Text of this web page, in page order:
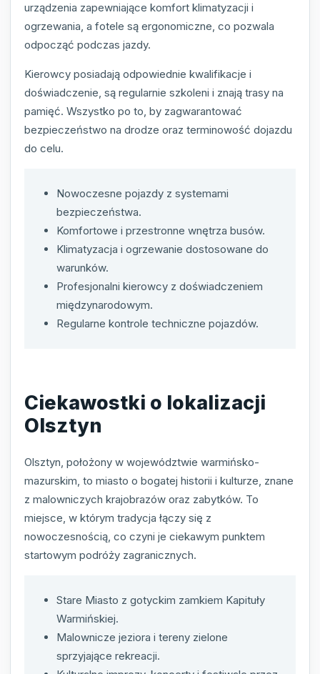
urządzenia zapewniające komfort klimatyzacji i
ogrzewania, a fotele są ergonomiczne, co pozwala
odpocząć podczas jazdy.
Kierowcy posiadają odpowiednie kwalifikacje i
doświadczenie, są regularnie szkoleni i znają trasy na
pamięć. Wszystko po to, by zagwarantować
bezpieczeństwo na drodze oraz terminowość dojazdu
do celu.
Nowoczesne pojazdy z systemami
bezpieczeństwa.
Komfortowe i przestronne wnętrza busów.
Klimatyzacja i ogrzewanie dostosowane do
warunków.
Profesjonalni kierowcy z doświadczeniem
międzynarodowym.
Regularne kontrole techniczne pojazdów.
Ciekawostki o lokalizacji
Olsztyn
Olsztyn, położony w województwie warmińsko-
mazurskim, to miasto o bogatej historii i kulturze, znane
z malowniczych krajobrazów oraz zabytków. To
miejsce, w którym tradycja łączy się z
nowoczesnością, co czyni je ciekawym punktem
startowym podróży zagranicznych.
Stare Miasto z gotyckim zamkiem Kapituły
Warmińskiej.
Malownicze jeziora i tereny zielone
sprzyjające rekreacji.